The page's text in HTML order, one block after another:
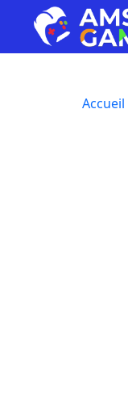
Accueil